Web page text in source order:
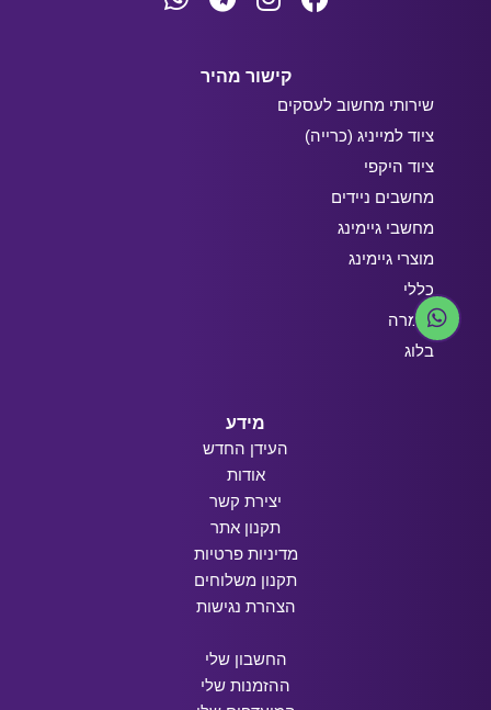
קישור מהיר
שירותי מחשוב לעסקים
ציוד למייניג (כרייה)
ציוד היקפי
מחשבים ניידים
מחשבי גיימינג
מוצרי גיימינג
כללי
חומרה
בלוג
מידע
העידן החדש
אודות
יצירת קשר
תקנון אתר
מדיניות פרטיות
תקנון משלוחים
הצהרת נגישות
החשבון שלי
ההזמנות שלי